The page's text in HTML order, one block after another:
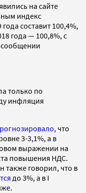
на сайте
индекс
составит 100,4%,
года — 100,8%, с
сообщении
только по
инфляция
, что
3-3,1%, а в
выражении на
повышения НДС.
также говорил, что в
до 3%, а в I